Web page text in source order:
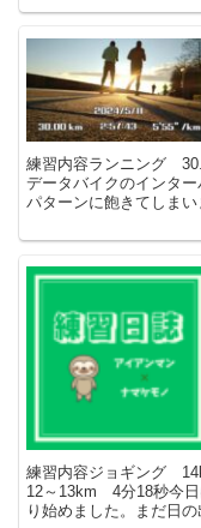
練習内容ランニング
データバイクのインタ
パターンに飽きてしま
練習内容ジョギング
12～13km 4分18秒今日
り始めました。まだ日